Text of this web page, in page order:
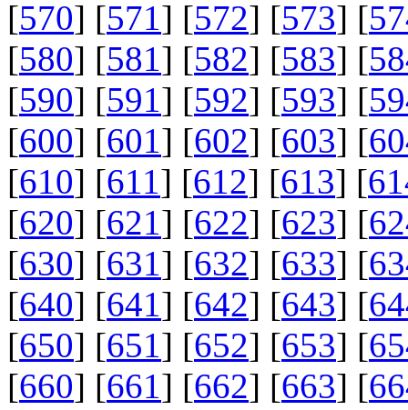
[570] [571] [572] [573] [
[580] [581] [582] [583] [
[590] [591] [592] [593] [
[600] [601] [602] [603] [
[610] [611] [612] [613] [
[620] [621] [622] [623] [
[630] [631] [632] [633] [
[640] [641] [642] [643] [
[650] [651] [652] [653] [
[660] [661] [662] [663] [